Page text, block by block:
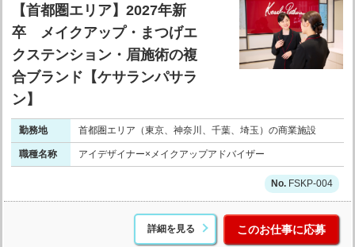
【首都圏エリア】2027年新
卒 メイクアップ・まつげエ
クステンション・眉施術の複
合ブランド【ケサランパサラ
ン】
勤務地 首都圏エリア（東京、神奈川、千葉、埼玉）の商業施設
職種名称 アイデザイナー×メイクアップアドバイザー
FSKP-004
詳細を見る このお仕事に応募